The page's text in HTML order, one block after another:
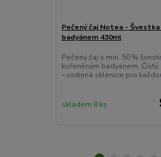
Pečený čaj Notea - Švestka
badyánem 430ml
Pečený čaj s min. 50 %
kořeněným badyánem.
– rodinná sklenice pro
skladem 8 ks